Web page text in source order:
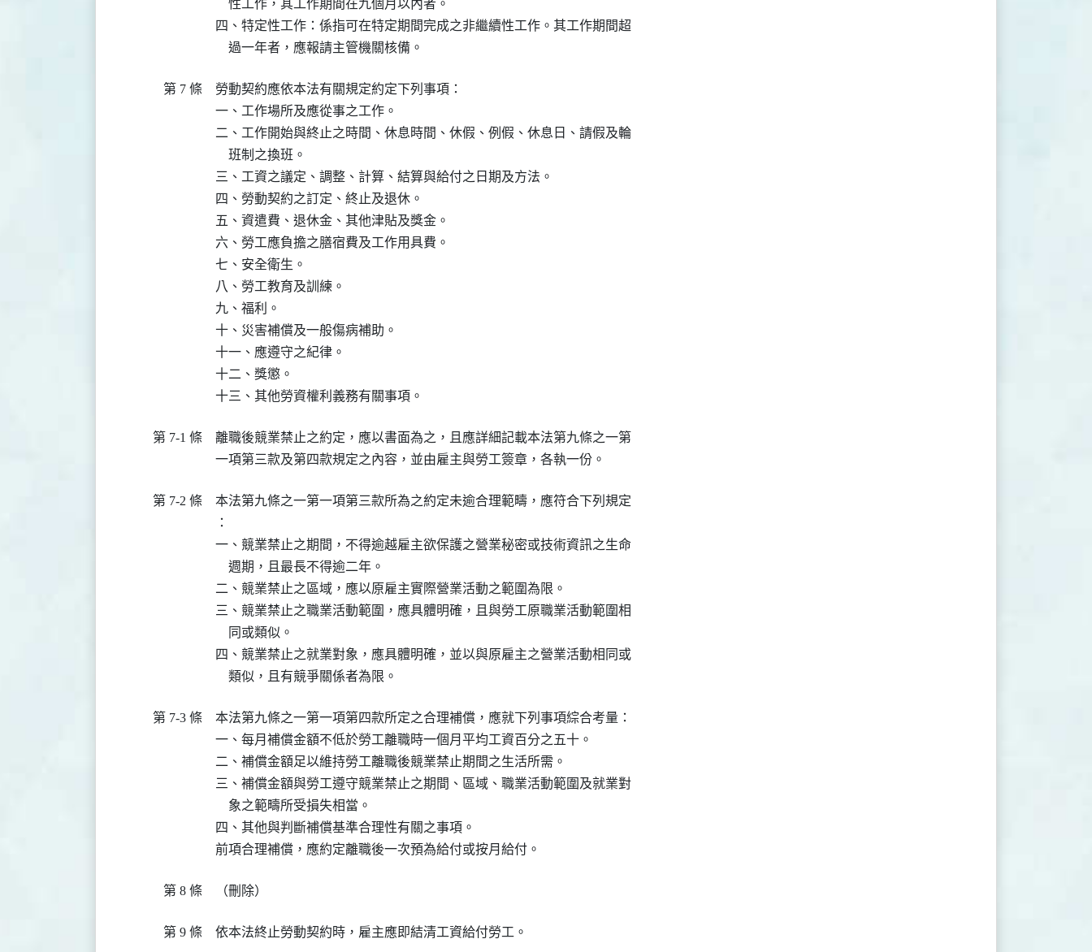
    性工作，其工作期間在九個月以內者。
四、特定性工作：係指可在特定期間完成之非繼續性工作。其工作期間超
    過一年者，應報請主管機關核備。
第 7 條
勞動契約應依本法有關規定約定下列事項：
一、工作場所及應從事之工作。
二、工作開始與終止之時間、休息時間、休假、例假、休息日、請假及輪
    班制之換班。
三、工資之議定、調整、計算、結算與給付之日期及方法。
四、勞動契約之訂定、終止及退休。
五、資遣費、退休金、其他津貼及獎金。
六、勞工應負擔之膳宿費及工作用具費。
七、安全衛生。
八、勞工教育及訓練。
九、福利。
十、災害補償及一般傷病補助。
十一、應遵守之紀律。
十二、獎懲。
十三、其他勞資權利義務有關事項。
第 7-1 條
離職後競業禁止之約定，應以書面為之，且應詳細記載本法第九條之一第
一項第三款及第四款規定之內容，並由雇主與勞工簽章，各執一份。
第 7-2 條
本法第九條之一第一項第三款所為之約定未逾合理範疇，應符合下列規定
：
一、競業禁止之期間，不得逾越雇主欲保護之營業秘密或技術資訊之生命
    週期，且最長不得逾二年。
二、競業禁止之區域，應以原雇主實際營業活動之範圍為限。
三、競業禁止之職業活動範圍，應具體明確，且與勞工原職業活動範圍相
    同或類似。
四、競業禁止之就業對象，應具體明確，並以與原雇主之營業活動相同或
    類似，且有競爭關係者為限。
第 7-3 條
本法第九條之一第一項第四款所定之合理補償，應就下列事項綜合考量：
一、每月補償金額不低於勞工離職時一個月平均工資百分之五十。
二、補償金額足以維持勞工離職後競業禁止期間之生活所需。
三、補償金額與勞工遵守競業禁止之期間、區域、職業活動範圍及就業對
    象之範疇所受損失相當。
四、其他與判斷補償基準合理性有關之事項。
前項合理補償，應約定離職後一次預為給付或按月給付。
第 8 條 （刪除）
第 9 條 依本法終止勞動契約時，雇主應即結清工資給付勞工。